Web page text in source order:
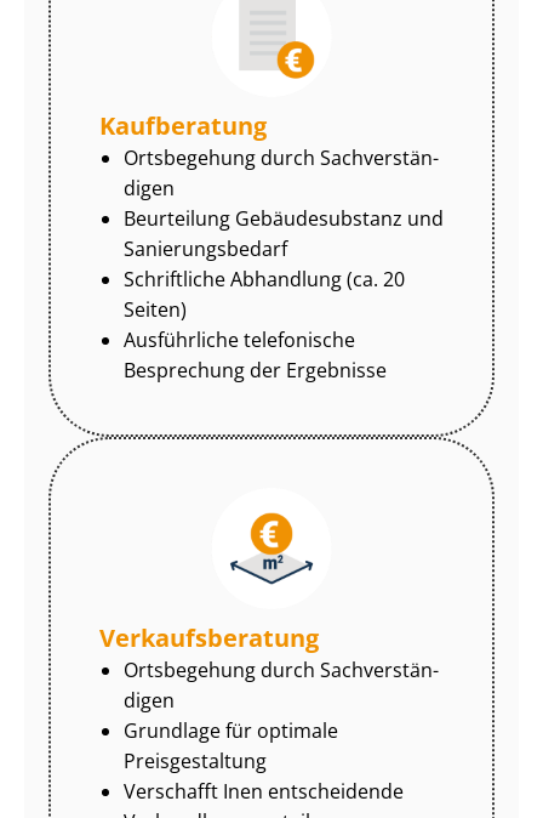
Kaufberatung
Ortsbegehung durch Sach­ver­stän­
di­gen
Beurteilung Gebäudesubstanz und
Sa­nie­rungs­be­darf
Schriftliche Abhandlung (ca. 20
Seiten)
Ausführliche telefonische
Besprechung der Ergebnisse
Ver­kaufs­be­ra­tung
Ortsbegehung durch Sach­ver­stän­
di­gen
Grundlage für optimale
Preisgestaltung
Verschafft Inen entscheidende